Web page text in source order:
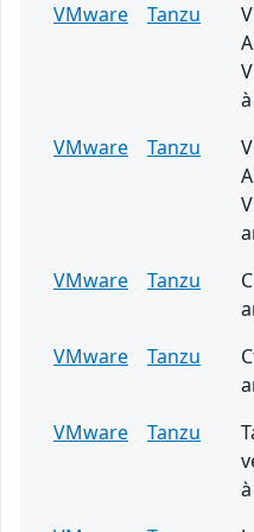
VMware Tanzu
VMware
Tanzu
VMware
Tanzu
VMware
Tanzu
VMware
Tanzu